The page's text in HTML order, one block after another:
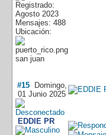
Registrado:
Agosto 2023
Mensajes: 488
Ubicación:
san juan
#15Domingo,
01 Junio 2025
EDDIE PR